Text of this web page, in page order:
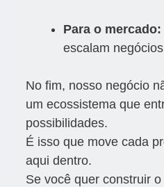
Para o mercado:
escalam
No fim, nosso negócio
um ecossistema que
possibilidades.
É isso que move cada
aqui dentro.
Se você quer construir